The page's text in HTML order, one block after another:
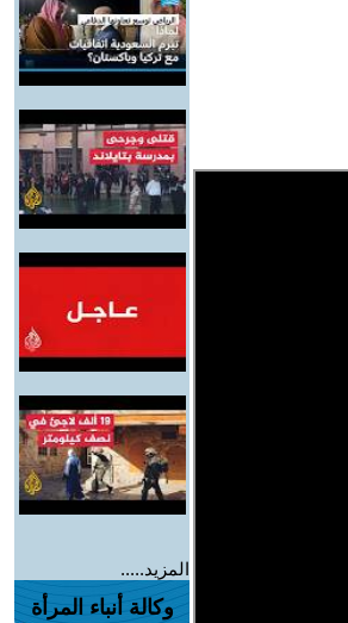
المزيد.....
وكالة أنباء المرأة